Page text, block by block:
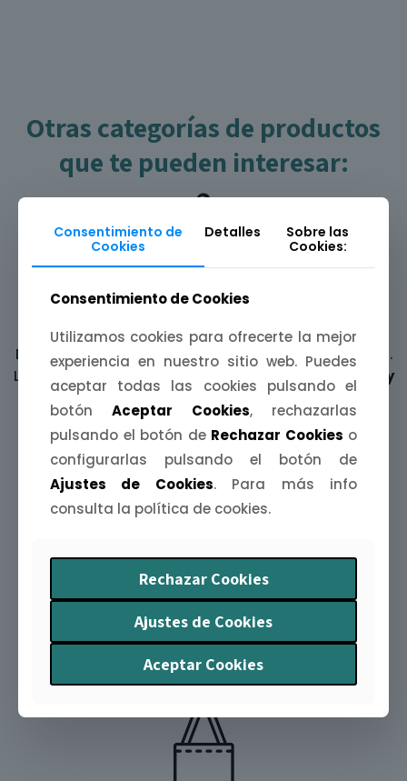
Otras categorías de productos
que te pueden interesar:
Láminas ilustradas
Decora tus paredes con una mijina de Extremadura .
Láminas A4, A5 y A6 inspiradas en
paisajes, fiestas y
de nuestra tierra.
Agendas Extremeñas
Organiza tu año con arte y humor. LaAgenda
Extremeña 2026te acompaña mes a mes con
ilustraciones y curiosidadesde nuestra tierra.
Consentimiento de
Cookies
Detalles
Sobre las
Cookies:
Consentimiento de Cookies
Utilizamos cookies para ofrecerte la mejor
experiencia en nuestro sitio web. Puedes
aceptar todas las cookies pulsando el
botónAceptar Cookies, rechazarlas
pulsando el botón de Rechazar Cookies o
configurarlas pulsando el botón de
Ajustes de Cookies. Para más info
consulta la política de cookies.
Rechazar Cookies
Ajustes de Cookies
Aceptar Cookies